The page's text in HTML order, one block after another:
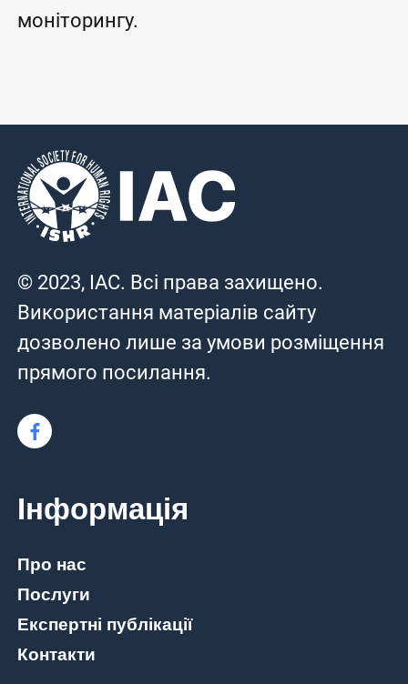
моніторингу.
© 2023, IAC. Всі права захищено.
Використання матеріалів сайту
дозволено лише за умови розміщення
прямого посилання.
Інформація
Про нас
Послуги
Експертні публікації
Контакти